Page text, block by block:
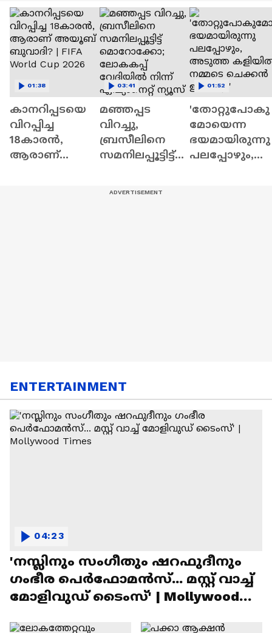
കാനറിപ്പടയെ
വിറപ്പിച്ച
18കാരൻ,
ആരാണ്
01:38
മഞ്ഞപ്പട
വിറച്ചു,
ബ്രസീലിനെ
സമനിലപ്പൂട്ടിട്ട്
03:41
'തോറ്റുപോകു
മോയെന്ന
ഭയമായിരുന്നു
പലപ്പോഴും,
01:52
ENTERTAINMENT
'നസ്ലിനും സംഗീതും ഷറഫുദീനും
ഗംഭീര പെർഫോമൻസ്... മസ്റ്റ് വാച്ച്
മോളിവുഡ് ടൈംസ്' | Mollywood
04:23